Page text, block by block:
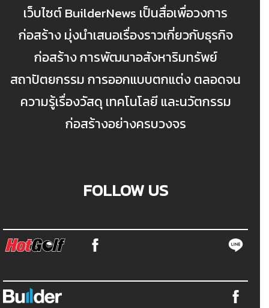
เว็บไซต์ BuilderNews เป็นสื่อเพื่อวงการ
ก่อสร้าง มุ่งนำเสนอเรื่องราวเกี่ยวกับธุรกิจ
ก่อสร้าง การพัฒนาอสังหาริมทรัพย์
สถาปัตยกรรม การออกแบบตกแต่ง ตลอดจน
ความรู้เรื่องวัสดุ เทคโนโลยี และนวัตกรรม
ก่อสร้างอย่างครบวงจร
FOLLOW US